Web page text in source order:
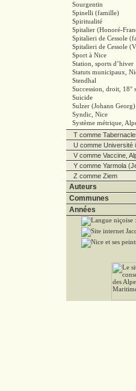
Sourgentin
Spinelli (famille)
Spiritualité
Spitalier (Honoré-
Spitalieri de Cessole
Spitalieri de Cessole
Sport à Nice
Station, sports d’hiver
Statuts municipaux,
Stendhal
Succession, droit, 18°
Suicide
Sulzer (Johann Georg)
Syndic, Nice
Système métrique,
T comme
U comme Université
V comme Vaccine,
Y comme Yarmola
Z comme Ziem
Auteurs
Communes
Années